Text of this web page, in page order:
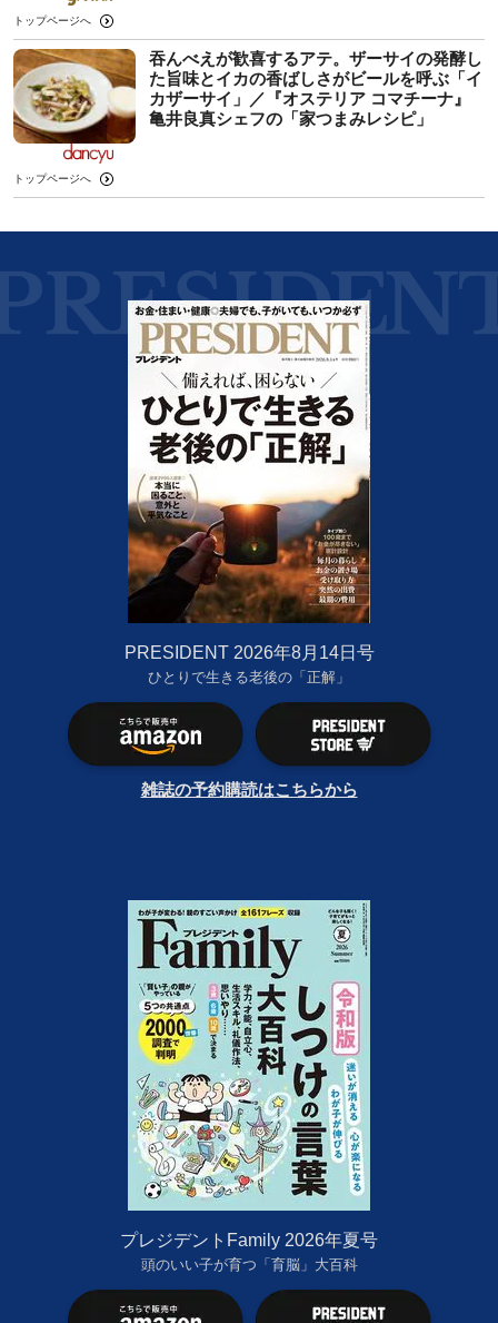
トップページへ
吞んべえが歓喜するアテ。ザーサイの発酵し
た旨味とイカの香ばしさがビールを呼ぶ「イ
カザーサイ」／『オステリア コマチーナ』
⻲井良真シェフの「家つまみレシピ」
トップページへ
PRESIDENT 2026年8月14日号
ひとりで生きる老後の「正解」
雑誌の予約購読はこちらから
プレジデントFamily 2026年夏号
頭のいい子が育つ「育脳」大百科